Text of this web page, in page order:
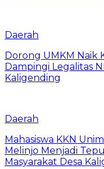
Daerah
Dorong UMKM Naik
Dampingi Legalitas
Kaligending
Daerah
Mahasiswa KKN
Melinjo Menjadi
Masyarakat Desa